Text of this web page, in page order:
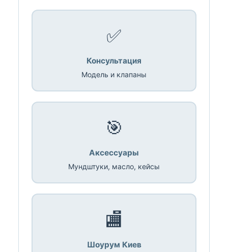
✅
Консультация
Модель и клапаны
🎯
Аксессуары
Мундштуки, масло, кейсы
🏬
Шоурум Киев